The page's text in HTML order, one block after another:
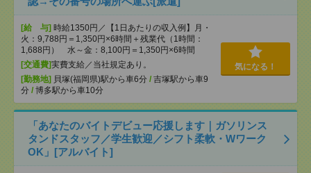
[給 与] 時給1350円／【1日あたりの収入例】月・
火：9,788円＝1,350円×6時間＋残業代（1時間：
1,688円） 水～金：8,100円＝1,350円×6時間
[交通費]実費支給／当社規定あり。
[勤務地] 貝塚(福岡県)駅から車6分 / 吉塚駅から車9
分 / 博多駅から車10分
気になる！
「あなたのバイトデビュー応援します｜ガソリンス
タンドスタッフ／学生歓迎／シフト柔軟・Wワーク
OK」[アルバイト]